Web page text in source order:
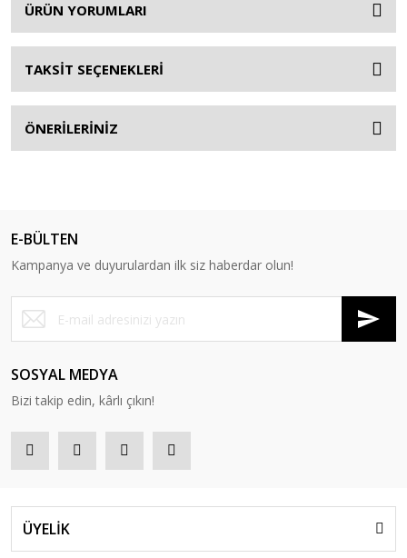
ÜRÜN YORUMLARI
TAKSİT SEÇENEKLERİ
ÖNERİLERİNİZ
E-BÜLTEN
Kampanya ve duyurulardan ilk siz haberdar olun!
SOSYAL MEDYA
Bizi takip edin, kârlı çıkın!
ÜYELİK